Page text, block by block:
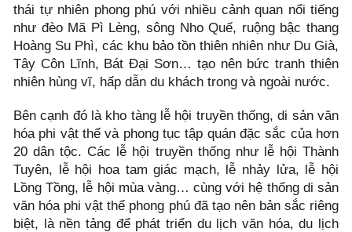
thái tự nhiên phong phú với nhiều cảnh quan nổi tiếng
như đèo Mã Pì Lèng, sông Nho Quế, ruộng bậc thang
Hoàng Su Phì, các khu bảo tồn thiên nhiên như Du Già,
Tây Côn Lĩnh, Bát Đại Sơn… tạo nên bức tranh thiên
nhiên hùng vĩ, hấp dẫn du khách trong và ngoài nước.
Bên cạnh đó là kho tàng lễ hội truyền thống, di sản văn
hóa phi vật thể và phong tục tập quán đặc sắc của hơn
20 dân tộc. Các lễ hội truyền thống như lễ hội Thành
Tuyên, lễ hội hoa tam giác mạch, lễ nhảy lửa, lễ hội
Lồng Tồng, lễ hội mùa vàng… cùng với hệ thống di sản
văn hóa phi vật thể phong phú đã tạo nên bản sắc riêng
biệt, là nền tảng để phát triển du lịch văn hóa, du lịch